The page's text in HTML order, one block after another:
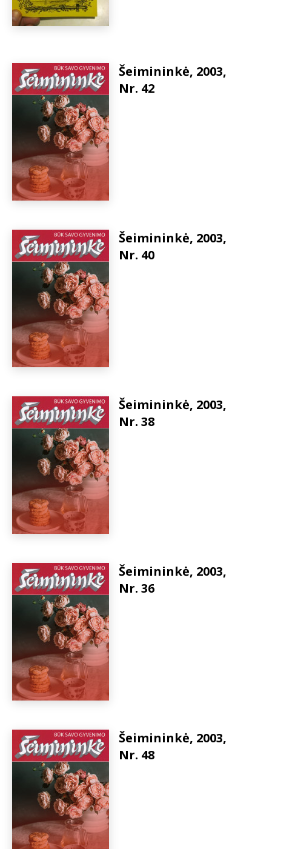
Šeimininkė, 2003,
Nr. 42
Šeimininkė, 2003,
Nr. 40
Šeimininkė, 2003,
Nr. 38
Šeimininkė, 2003,
Nr. 36
Šeimininkė, 2003,
Nr. 48